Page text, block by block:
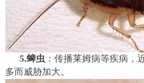
5.蜱虫 ：传播莱姆病等疾病，
多而威胁加大。